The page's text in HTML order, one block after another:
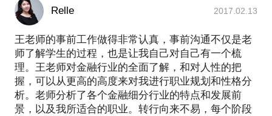
Relle 2017.02.13
王老师的事前工作做得非常认真，事前沟通不仅是老
师了解学生的过程，也是让我自己对自己有一个梳
理。王老师对金融行业的全面了解，和对人性的把
握，可以从更高的高度来对我进行职业规划和性格分
析。老师分析了各个金融细分行业的特点和发展前
景，以及我所适合的职业。转行向来不易，每个阶段